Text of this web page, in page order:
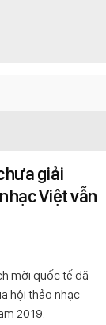
giải
Việt vẫn
mời quốc tế đã
hội thảo nhạc
2019.